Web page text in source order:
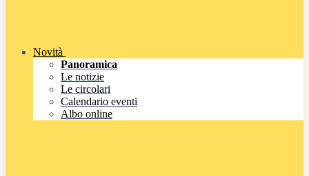
Novità
Panoramica
Le notizie
Le circolari
Calendario eventi
Albo online